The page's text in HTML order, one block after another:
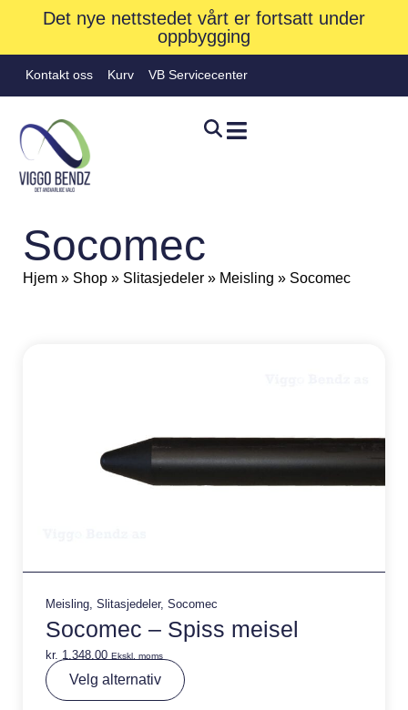
Det nye nettstedet vårt er fortsatt under
oppbygging
Kontakt oss Kurv VB Servicecenter
Socomec
Hjem » Shop » Slitasjedeler » Meisling » Socomec
Meisling, Slitasjedeler, Socomec
Socomec – Spiss meisel
kr. 1.348,00 Ekskl. moms
Velg alternativ